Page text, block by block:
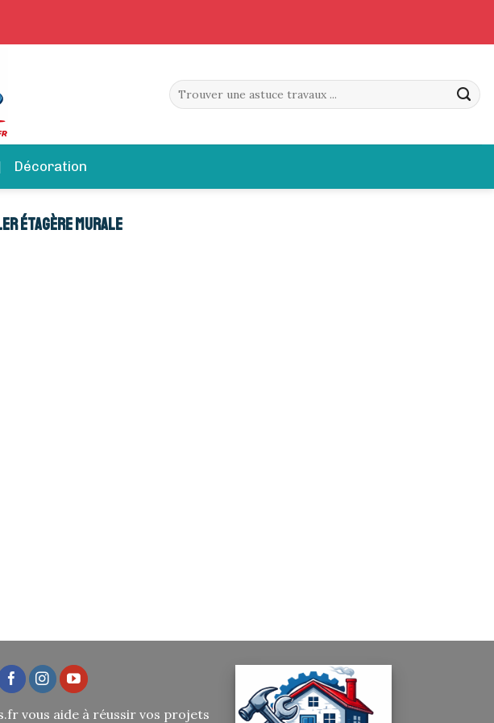
Décoration
ÉTAGÈRE MURALE
vous aide à réussir vos projets